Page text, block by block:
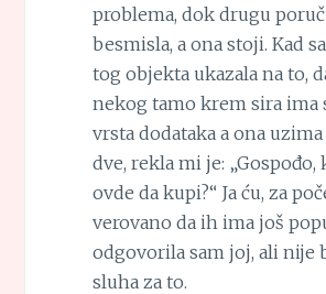
problema, dok drugu
besmisla, a ona stoji. Kad
tog objekta ukazala na to,
nekog tamo krem sira ima
vrsta dodataka a ona
dve, rekla mi je: „Gospođo,
ovde da kupi?“ Ja ću, za
verovano da ih ima još
odgovorila sam joj, ali nije
sluha za to.